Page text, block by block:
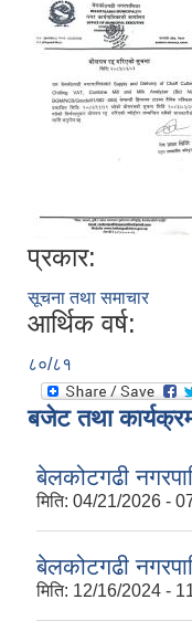
प्रकार:
सूचना तथा समाचार
आर्थिक वर्ष:
८०/८१
बजेट तथा
बेलकोटगढी
मिति: 04/21/2026 -
बेलकोटगढी
मिति: 12/16/2024 -